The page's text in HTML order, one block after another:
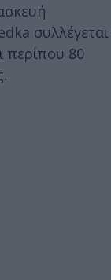
συλλέγεται
περίπου 80